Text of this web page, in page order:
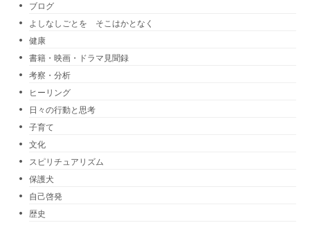
ブログ
よしなしごとを そこはかとなく
健康
書籍・映画・ドラマ見聞録
考察・分析
ヒーリング
日々の行動と思考
子育て
文化
スピリチュアリズム
保護犬
自己啓発
歴史